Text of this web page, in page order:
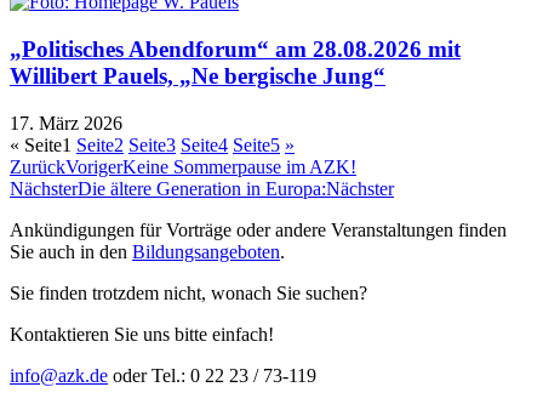
„Politisches Abendforum“ am 28.08.2026 mit
Willibert Pauels, „Ne bergische Jung“
17. März 2026
« Seite1 Seite2 Seite3 Seite4 Seite5 »
ZurückVorigerKeine Sommerpause im AZK!
NächsterDie ältere Generation in Europa:Nächster
Ankündigungen für Vorträge oder andere Veranstaltungen finden
Sie auch in den Bildungsangeboten.
Sie finden trotzdem nicht, wonach Sie suchen?
Kontaktieren Sie uns bitte einfach!
info@azk.de oder Tel.: 0 22 23 / 73-119